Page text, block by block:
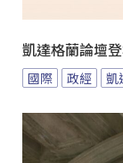
凱達格蘭論壇
國際 政經 凱